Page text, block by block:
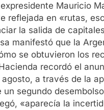
Mauricio
reflejada en «rutas,
la salida de
manifestó que la
se obtuvieron los
recordó el
agosto, a través de la
un segundo
«aparecía la